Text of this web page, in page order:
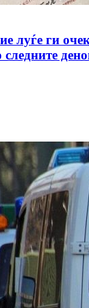
ги